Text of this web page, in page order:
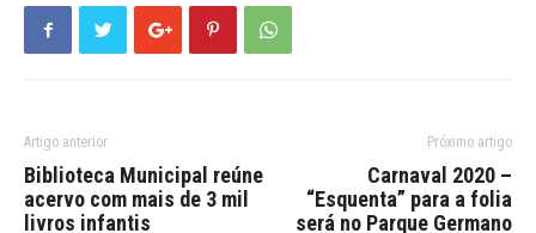
Artigo anterior
Biblioteca Municipal reúne
acervo com mais de 3 mil
livros infantis
Próximo artigo
Carnaval 2020 –
“Esquenta” para a folia
será no Parque Germano